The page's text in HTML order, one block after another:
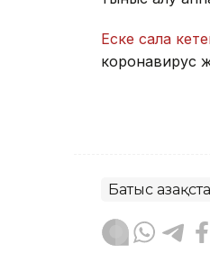
Еске сала
коронавирус
Батыс